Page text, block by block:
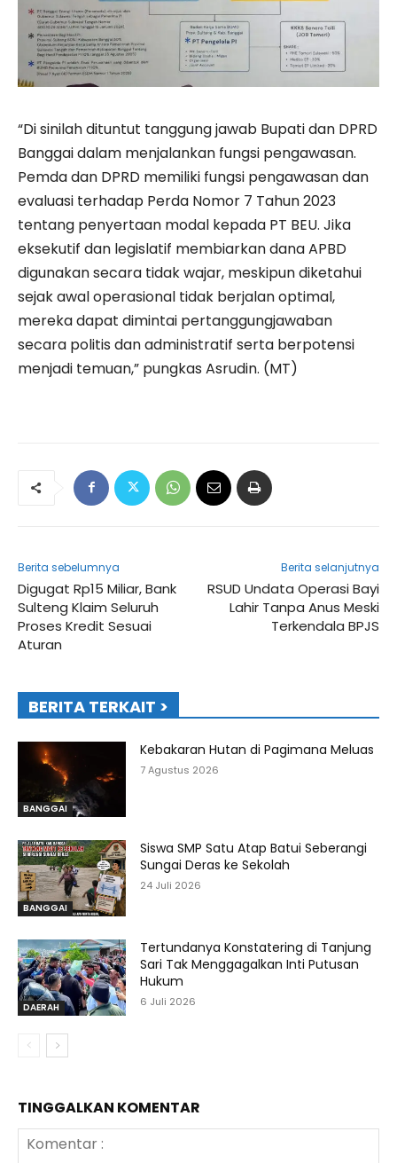
“Di sinilah dituntut tanggung jawab Bupati dan DPRD
Banggai dalam menjalankan fungsi pengawasan.
Pemda dan DPRD memiliki fungsi pengawasan dan
evaluasi terhadap Perda Nomor 7 Tahun 2023
tentang penyertaan modal kepada PT BEU. Jika
eksekutif dan legislatif membiarkan dana APBD
digunakan secara tidak wajar, meskipun diketahui
sejak awal operasional tidak berjalan optimal,
mereka dapat dimintai pertanggungjawaban
secara politis dan administratif serta berpotensi
menjadi temuan,” pungkas Asrudin. (MT)
Berita sebelumnya
Digugat Rp15 Miliar, Bank
Sulteng Klaim Seluruh
Proses Kredit Sesuai
Aturan
Berita selanjutnya
RSUD Undata Operasi Bayi
Lahir Tanpa Anus Meski
Terkendala BPJS
BERITA TERKAIT >
BANGGAI
Kebakaran Hutan di Pagimana Meluas
7 Agustus 2026
BANGGAI
Siswa SMP Satu Atap Batui Seberangi
Sungai Deras ke Sekolah
24 Juli 2026
DAERAH
Tertundanya Konstatering di Tanjung
Sari Tak Menggagalkan Inti Putusan
Hukum
6 Juli 2026
TINGGALKAN KOMENTAR